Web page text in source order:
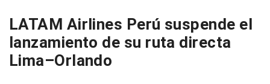
LATAM Airlines Perú suspende el
lanzamiento de su ruta directa
Lima–Orlando